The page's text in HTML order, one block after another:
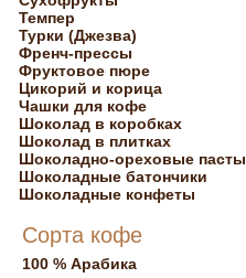
Темпер
Турки (Джезва)
Френч-прессы
Фруктовое пюре
Цикорий и корица
Чашки для кофе
Шоколад в коробках
Шоколад в плитках
Шоколадно-ореховые пасты
Шоколадные батончики
Шоколадные конфеты
Сорта кофе
100 % Арабика